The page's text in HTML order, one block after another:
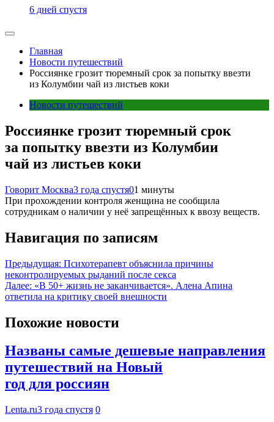
6 дней спустя
Главная
Новости путешествий
Россиянке грозит тюремный срок за попытку ввезти
из Колумбии чай из листьев коки
Новости путешествий
Россиянке грозит тюремный срок
за попытку ввезти из Колумбии
чай из листьев коки
Говорит Москва3 года спустя01 минуты
При прохождении контроля женщина не сообщила
сотрудникам о наличии у неё запрещённых к ввозу веществ.
Навигация по записям
Предыдущая: Психотерапевт объяснила причины
неконтролируемых рыданий после секса
Далее: «В 50+ жизнь не заканчивается». Алена Апина
ответила на критику своей внешности
Похожие новости
Названы самые дешевые направления
путешествий на Новый
год для россиян
Lenta.ru3 года спустя 0